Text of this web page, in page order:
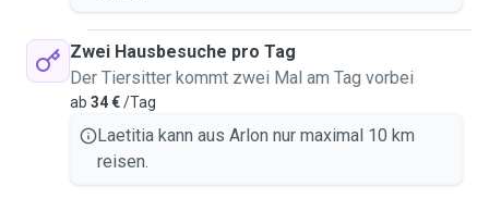
Zwei Hausbesuche pro Tag
Der Tiersitter kommt zwei Mal am Tag vorbei
ab 34 €/Tag
Laetitia kann aus Arlon nur maximal 10 km
reisen.